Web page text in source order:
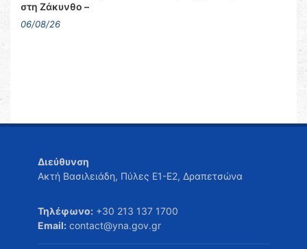
στη Ζάκυνθο –
06/08/26
Διεύθυνση
Ακτή Βασιλειάδη, Πύλες Ε1-Ε2, Δραπετσώνα
Τηλέφωνο: +30 213 137 1700
Email: contact@yna.gov.gr